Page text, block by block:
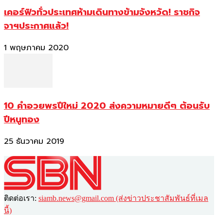
เคอร์ฟิวทั่วประเทศห้ามเดินทางข้ามจังหวัด! ราชกิจ
จาฯประกาศแล้ว!
1 พฤษภาคม 2020
10 คำอวยพรปีใหม่ 2020 ส่งความหมายดีๆ ต้อนรับ
ปีหนูทอง
25 ธันวาคม 2019
ติดต่อเรา: siamb.news@gmail.com (ส่งข่าวประชาสัมพันธ์ที่เมล
นี้)